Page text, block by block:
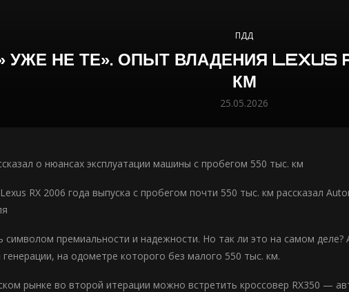
ПДД
УЖЕ НЕ ТЕ». ОПЫТ ВЛАДЕНИЯ
КМ
25.05.2026
о нюансах эксплуатации машины с пробегом 550 тыс. км
RX 2006 года выпуска с пробегом почти 550 тыс. км рассказал
символом премиальности и надежности. Но так ли это на самом
генерации, на одометре которого без малого 550 тыс. км.
рынке во второй итерации можно встретить кроссовер RX350 —